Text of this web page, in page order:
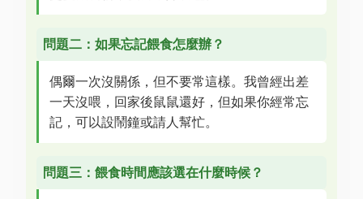
問題二：如果忘記餵食怎麼辦？
偶爾一次沒關係，但不要常這樣。我曾經出差
一天沒喂，回家後鼠鼠還好，但如果你經常忘
記，可以設鬧鐘或請人幫忙。
問題三：餵食時間應該選在什麼時候？